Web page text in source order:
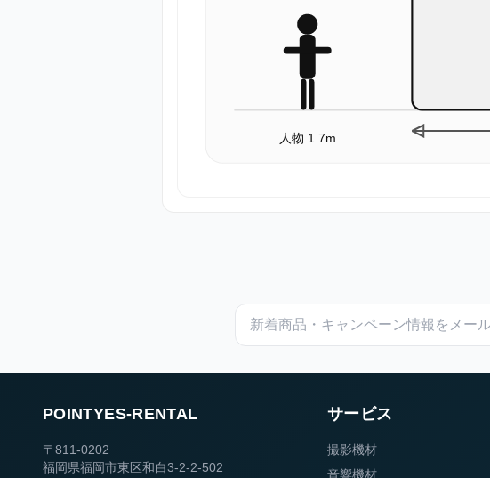
人物 1.7m
POINTYES-RENTAL
〒811-0202
福岡県福岡市東区和白3-2-2-502
サービス
撮影機材
音響機材